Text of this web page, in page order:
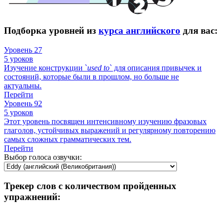
Подборка уровней из курса английского для вас:
Уровень 27
5 уроков
Изучение конструкции `used to` для описания привычек и
состояний, которые были в прошлом, но больше не
актуальны.
Перейти
Уровень 92
5 уроков
Этот уровень посвящен интенсивному изучению фразовых
глаголов, устойчивых выражений и регулярному повторению
самых сложных грамматических тем.
Перейти
Выбор голоса озвучки:
Трекер слов с количеством пройденных
упражнений: